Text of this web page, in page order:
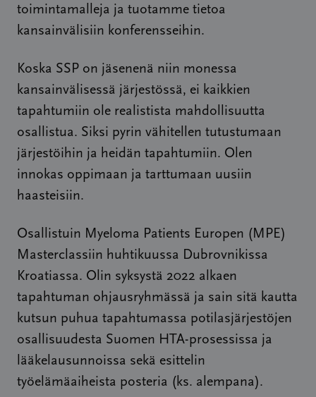
toimintamalleja ja tuotamme tietoa
kansainvälisiin konferensseihin.
Koska SSP on jäsenenä niin monessa
kansainvälisessä järjestössä, ei kaikkien
tapahtumiin ole realistista mahdollisuutta
osallistua. Siksi pyrin vähitellen tutustumaan
järjestöihin ja heidän tapahtumiin. Olen
innokas oppimaan ja tarttumaan uusiin
haasteisiin.
Osallistuin Myeloma Patients Europen (MPE)
Masterclassiin huhtikuussa Dubrovnikissa
Kroatiassa. Olin syksystä 2022 alkaen
tapahtuman ohjausryhmässä ja sain sitä kautta
kutsun puhua tapahtumassa potilasjärjestöjen
osallisuudesta Suomen HTA-prosessissa ja
lääkelausunnoissa sekä esittelin
työelämäaiheista posteria (ks. alempana).